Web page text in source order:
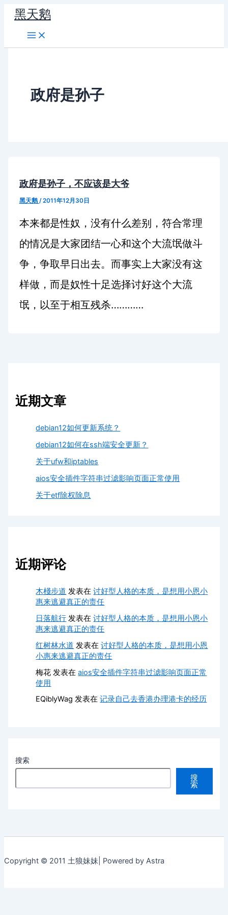
容
黑天鹅
政府是孙子
政府是孙子，不应该是大爷
黑天鹅 /2011年12月30日
本来都是性奴，没有什么差别，符合常理
的情况是大家团结一心和这个大流氓做斗
争，争取早日出去。而事实上大家没有这
样做，而是奴性十足选择讨好这个大流
氓，以至于相互残杀…………
近期文章
debian12如何更新系统？
debian12如何在ssh端安全更新？
关于ufw和iptables
aios安全插件字符串过滤影响页面正常使用
关于etf除权除息
近期评论
木棧步道 发表在讨好型人格的本质，是想用小恩小
惠来逃避真正的责任
日落航行 发表在讨好型人格的本质，是想用小恩小
惠来逃避真正的责任
红树林水道 发表在讨好型人格的本质，是想用小恩
小惠来逃避真正的责任
梅花 发表在aios安全插件字符串过滤影响页面正常
使用
EQiblyWag 发表在记录自己去香港办理港卡的经历
搜索
搜
索
Copyright © 2011 土狼妹妹| Powered by Astra